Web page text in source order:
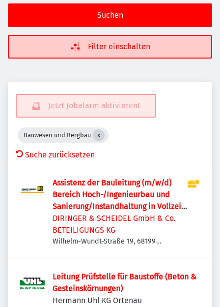
Suchen
Filter einschalten
Jetzt Jobalarm aktivieren!
Bauwesen und Bergbau
Suche zurücksetzen
Assistenz der Bauleitung (m/w/d)
Bereich Hoch-/Ingenieurbau und
Sanierung/Instandhaltung in Vollzeit
oder Teilzeit
DIRINGER & SCHEIDEL GmbH & Co.
BETEILIGUNGS KG
Wilhelm-Wundt-Straße 19, 68199
Leitung Prüfstelle für Baustoffe (Beton &
Gesteinskörnungen)
Hermann Uhl KG Ortenau